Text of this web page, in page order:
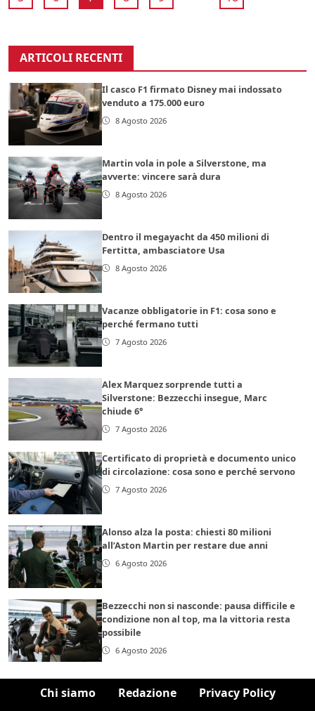
ARTICOLI RECENTI
Il casco F1 firmato Disney mai indossato
venduto a 175.000 euro
8 Agosto 2026
Martin vola in pole a Silverstone, ma
avverte: vincere sarà dura
8 Agosto 2026
Dentro il megayacht da 450 milioni di
Fertitta, ambasciatore Usa
8 Agosto 2026
Vacanze obbligatorie in F1: cosa sono e
perché fermano tutti
7 Agosto 2026
Alex Marquez sorprende tutti a
Silverstone: Bezzecchi insegue, Marc
chiude 6°
7 Agosto 2026
Certificato di proprietà e documento unico
di circolazione: cosa sono e perché servono
7 Agosto 2026
Alonso alza la posta: chiesti 80 milioni
all’Aston Martin per restare due anni
6 Agosto 2026
Bezzecchi non si nasconde: pausa difficile e
condizione non al top, ma la vittoria resta
possibile
6 Agosto 2026
Chi siamo Redazione Privacy Policy